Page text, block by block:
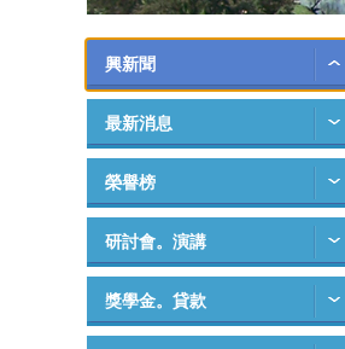
興新聞
最新消息
榮譽榜
研討會。演講
獎學金。貸款